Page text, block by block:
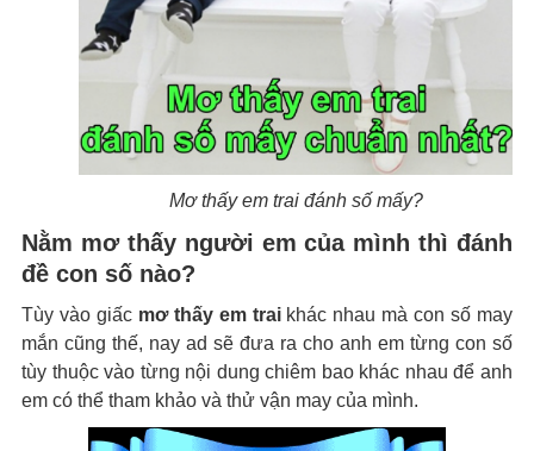
Mơ thấy em trai đánh số mấy?
Nằm mơ thấy người em của mình thì đánh
đề con số nào?
Tùy vào giấc mơ thấy em traikhác nhau mà con số may
mắn cũng thế, nay ad sẽ đưa ra cho anh em từng con số
tùy thuộc vào từng nội dung chiêm bao khác nhau để anh
em có thể tham khảo và thử vận may của mình.